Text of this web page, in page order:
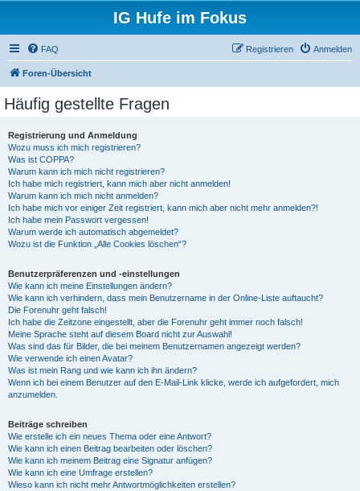
IG Hufe im Fokus
FAQ Anmelden
Registrieren
Foren-Übersicht
Häufig gestellte Fragen
Registrierung und Anmeldung
Wozu muss ich mich registrieren?
Was ist COPPA?
Warum kann ich mich nicht registrieren?
Ich habe mich registriert, kann mich aber nicht anmelden!
Warum kann ich mich nicht anmelden?
Ich habe mich vor einiger Zeit registriert, kann mich aber nicht mehr anmelden?!
Ich habe mein Passwort vergessen!
Warum werde ich automatisch abgemeldet?
Wozu ist die Funktion „Alle Cookies löschen“?
Benutzerpräferenzen und -einstellungen
Wie kann ich meine Einstellungen ändern?
Wie kann ich verhindern, dass mein Benutzername in der Online-Liste auftaucht?
Die Forenuhr geht falsch!
Ich habe die Zeitzone eingestellt, aber die Forenuhr geht immer noch falsch!
Meine Sprache steht auf diesem Board nicht zur Auswahl!
Was sind das für Bilder, die bei meinem Benutzernamen angezeigt werden?
Wie verwende ich einen Avatar?
Was ist mein Rang und wie kann ich ihn ändern?
Wenn ich bei einem Benutzer auf den E-Mail-Link klicke, werde ich aufgefordert, mich
anzumelden.
Beiträge schreiben
Wie erstelle ich ein neues Thema oder eine Antwort?
Wie kann ich einen Beitrag bearbeiten oder löschen?
Wie kann ich meinem Beitrag eine Signatur anfügen?
Wie kann ich eine Umfrage erstellen?
Wieso kann ich nicht mehr Antwortmöglichkeiten erstellen?